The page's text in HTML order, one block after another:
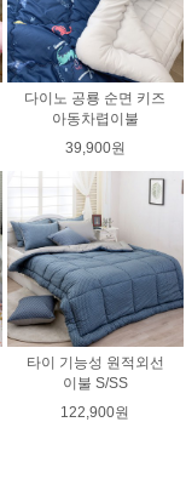
다이노 공룡 순면 키즈
아동차렵이불
39,900원
타이 기능성 원적외선
이불 S/SS
122,900원